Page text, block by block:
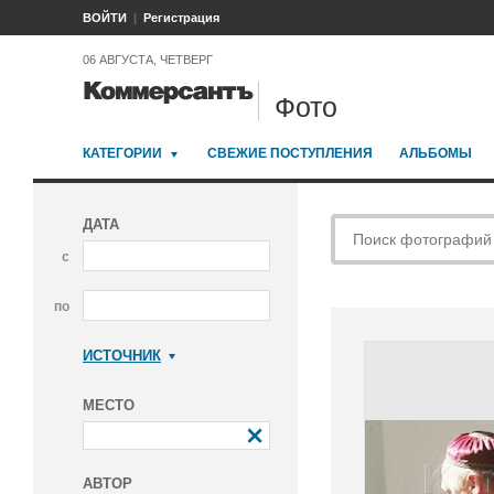
ВОЙТИ Регистрация
06 АВГУСТА, ЧЕТВЕРГ
Фото
КАТЕГОРИИ СВЕЖИЕ ПОСТУПЛЕНИЯ АЛЬБОМЫ
ДАТА
с
по
ИСТОЧНИК
МЕСТО
АВТОР